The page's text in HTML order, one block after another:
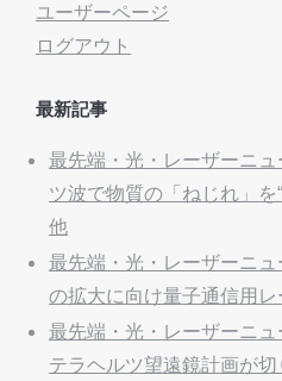
ユーザーページ
ログアウト
最新記事
最先端・光・レーザーニ
ツ波で物質の「ねじれ」を
他
最先端・光・レーザーニ
の拡大に向け量子通信用レ
最先端・光・レーザーニ
テラヘルツ望遠鏡計画が切